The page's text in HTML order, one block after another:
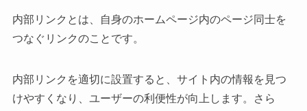
内部リンクとは、自身のホームページ内のページ同士を
つなぐリンクのことです。
内部リンクを適切に設置すると、サイト内の情報を見つ
けやすくなり、ユーザーの利便性が向上します。さら